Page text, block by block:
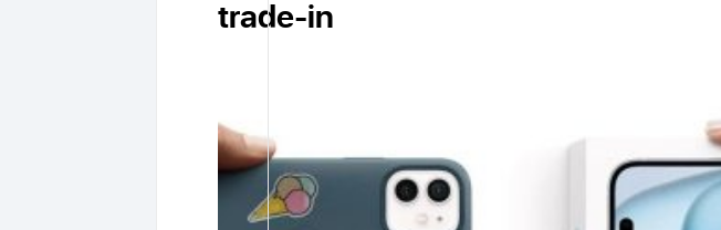
trade-in